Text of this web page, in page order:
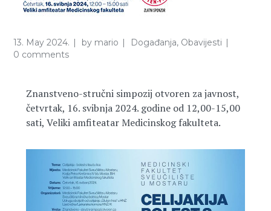
13. May 2024. by mario Događanja, Obavijesti
0 comments
Znanstveno-stručni simpozij otvoren za javnost,
četvrtak, 16. svibnja 2024. godine od 12,00-15,00
sati, Veliki amfiteatar Medicinskog fakulteta.